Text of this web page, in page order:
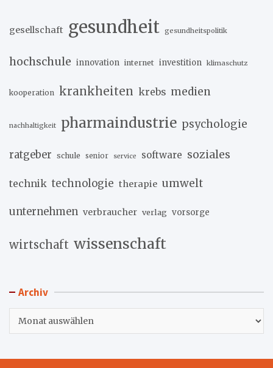
gesellschaft gesundheit gesundheitspolitik
hochschule innovation internet investition klimaschutz
kooperation krankheiten krebs medien
nachhaltigkeit pharmaindustrie psychologie
ratgeber schule senior service software soziales
technik technologie therapie umwelt
unternehmen verbraucher verlag vorsorge
wirtschaft wissenschaft
Archiv